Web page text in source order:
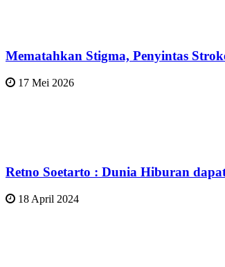
Mematahkan Stigma, Penyintas
17 Mei 2026
Retno Soetarto : Dunia Hiburan
18 April 2024